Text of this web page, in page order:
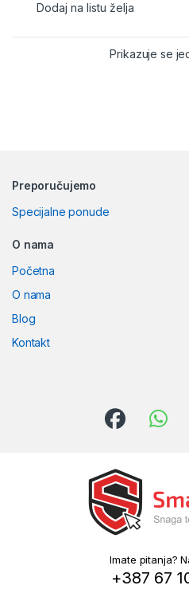
Dodaj na listu želja
Prikazuje se
Preporučujemo
Specijalne ponude
O nama
Početna
O nama
Blog
Kontakt
Imate pitanja?
+387 67